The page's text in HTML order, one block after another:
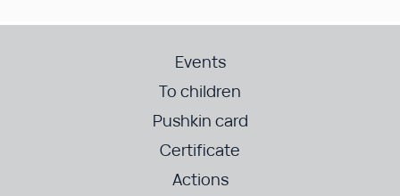
Events
To children
Pushkin card
Certificate
Actions